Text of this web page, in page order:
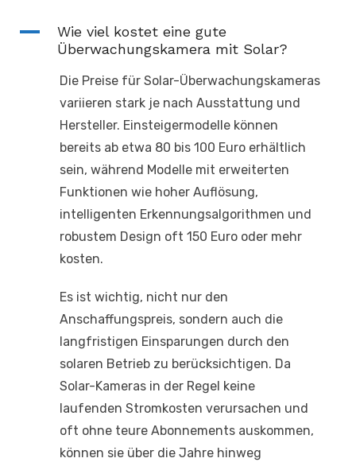
A
Wie viel kostet eine gute
Überwachungskamera mit Solar?
Die Preise für Solar-Überwachungskameras
variieren stark je nach Ausstattung und
Hersteller. Einsteigermodelle können
bereits ab etwa 80 bis 100 Euro erhältlich
sein, während Modelle mit erweiterten
Funktionen wie hoher Auflösung,
intelligenten Erkennungsalgorithmen und
robustem Design oft 150 Euro oder mehr
kosten.
Es ist wichtig, nicht nur den
Anschaffungspreis, sondern auch die
langfristigen Einsparungen durch den
solaren Betrieb zu berücksichtigen. Da
Solar-Kameras in der Regel keine
laufenden Stromkosten verursachen und
oft ohne teure Abonnements auskommen,
können sie über die Jahre hinweg